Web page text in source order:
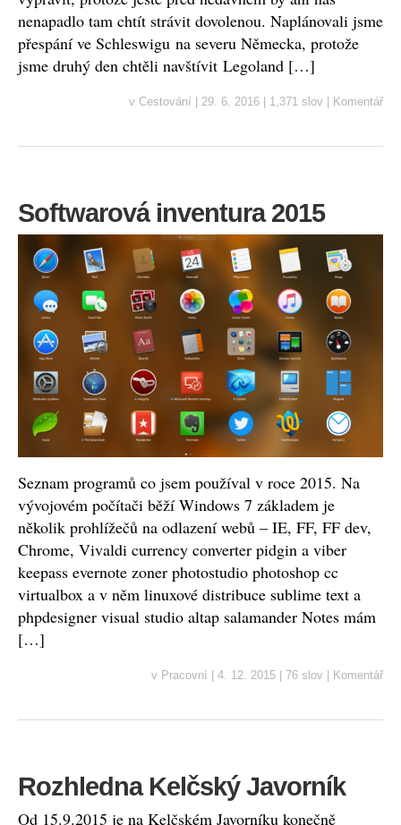
nenapadlo tam chtít strávit dovolenou. Naplánovali jsme
přespání ve Schleswigu na severu Německa, protože
jsme druhý den chtěli navštívit Legoland […]
v Cestování 29. 6. 2016 1,371 slov Komentář
Softwarová inventura 2015
Seznam programů co jsem používal v roce 2015. Na
vývojovém počítači běží Windows 7 základem je
několik prohlížečů na odlazení webů – IE, FF, FF dev,
Chrome, Vivaldi currency converter pidgin a viber
keepass evernote zoner photostudio photoshop cc
virtualbox a v něm linuxové distribuce sublime text a
phpdesigner visual studio altap salamander Notes mám
[…]
v Pracovní 4. 12. 2015 76 slov Komentář
Rozhledna Kelčský Javorník
Od 15.9.2015 je na Kelčském Javorníku konečně